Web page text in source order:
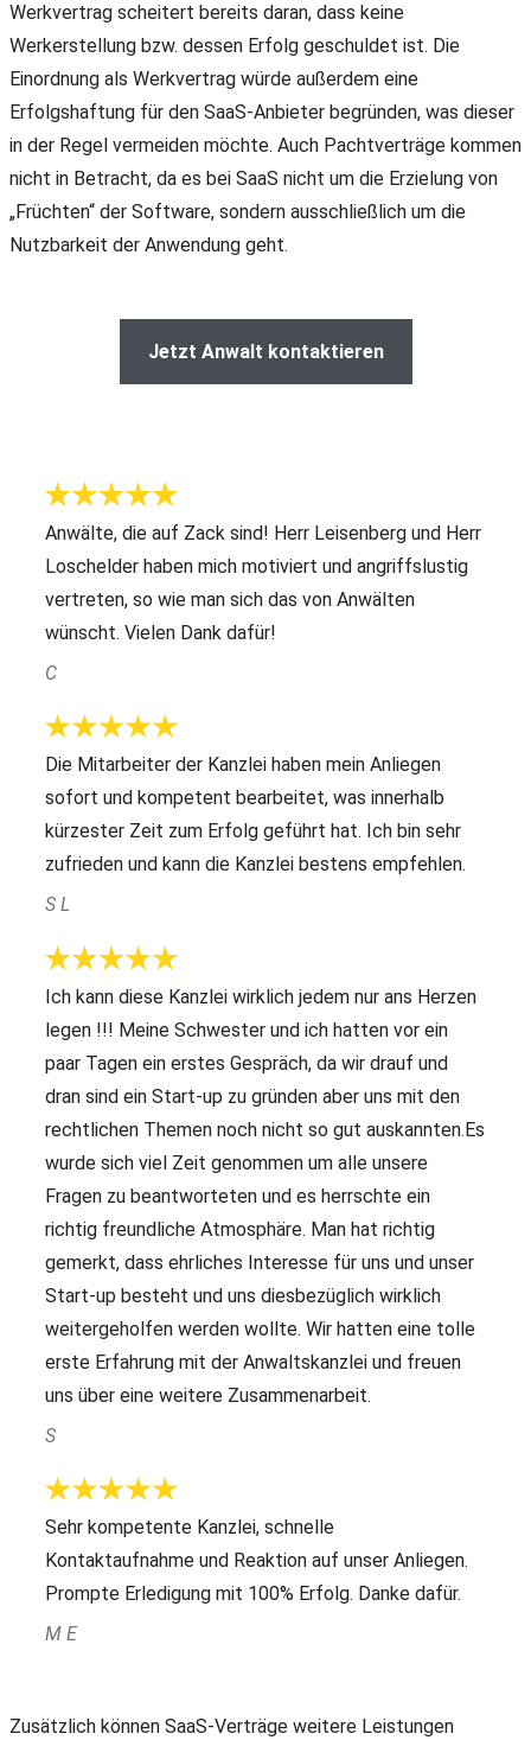
Werkvertrag scheitert bereits daran, dass keine
Werkerstellung bzw. dessen Erfolg geschuldet ist. Die
Einordnung als Werkvertrag würde außerdem eine
Erfolgshaftung für den SaaS-Anbieter begründen, was dieser
in der Regel vermeiden möchte. Auch Pachtverträge kommen
nicht in Betracht, da es bei SaaS nicht um die Erzielung von
„Früchten“ der Software, sondern ausschließlich um die
Nutzbarkeit der Anwendung geht.
Jetzt Anwalt kontaktieren
Anwälte, die auf Zack sind! Herr Leisenberg und Herr
Loschelder haben mich motiviert und angriffslustig
vertreten, so wie man sich das von Anwälten
wünscht. Vielen Dank dafür!
C
Die Mitarbeiter der Kanzlei haben mein Anliegen
sofort und kompetent bearbeitet, was innerhalb
kürzester Zeit zum Erfolg geführt hat. Ich bin sehr
zufrieden und kann die Kanzlei bestens empfehlen.
S L
Ich kann diese Kanzlei wirklich jedem nur ans Herzen
legen !!! Meine Schwester und ich hatten vor ein
paar Tagen ein erstes Gespräch, da wir drauf und
dran sind ein Start-up zu gründen aber uns mit den
rechtlichen Themen noch nicht so gut auskannten.Es
wurde sich viel Zeit genommen um alle unsere
Fragen zu beantworteten und es herrschte ein
richtig freundliche Atmosphäre. Man hat richtig
gemerkt, dass ehrliches Interesse für uns und unser
Start-up besteht und uns diesbezüglich wirklich
weitergeholfen werden wollte. Wir hatten eine tolle
erste Erfahrung mit der Anwaltskanzlei und freuen
uns über eine weitere Zusammenarbeit.
S
Sehr kompetente Kanzlei, schnelle
Kontaktaufnahme und Reaktion auf unser Anliegen.
Prompte Erledigung mit 100% Erfolg. Danke dafür.
M E
Zusätzlich können SaaS-Verträge weitere Leistungen